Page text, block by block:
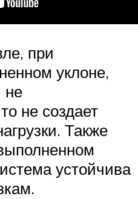
при
уклоне,
не
не создает
Также
устойчива